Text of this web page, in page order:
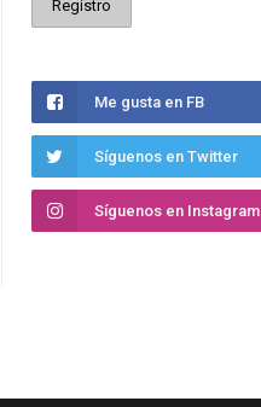
Me gusta en FB
Síguenos en Twitter
Síguenos en Instagram